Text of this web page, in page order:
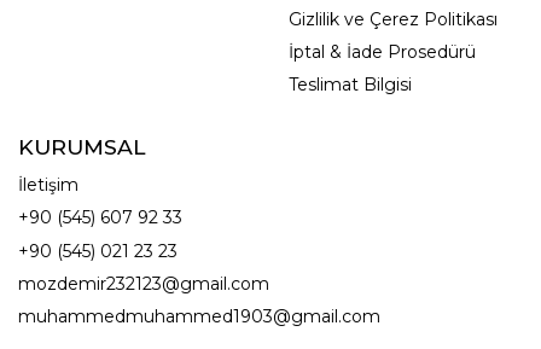
Gizlilik ve Çerez Politikası
İptal & İade Prosedürü
Teslimat Bilgisi
KURUMSAL
İletişim
+90 (545) 607 92 33
+90 (545) 021 23 23
mozdemir232123@gmail.com
muhammedmuhammed1903@gmail.com